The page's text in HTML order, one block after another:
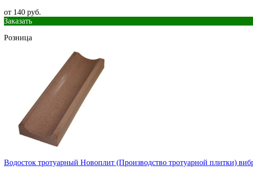
от 140 руб.
Заказать
Розница
Водосток тротуарный Новоплит (Производство тротуарной плитки)